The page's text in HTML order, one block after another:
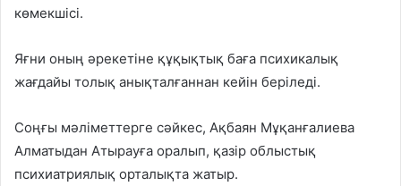
көмекшісі.
Яғни оның әрекетіне құқықтық баға психикалық
жағдайы толық анықталғаннан кейін беріледі.
Соңғы мәліметтерге сәйкес, Ақбаян Мұқанғалиева
Алматыдан Атырауға оралып, қазір облыстық
психиатриялық орталықта жатыр.